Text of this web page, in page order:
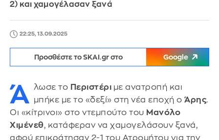
2) και χαμογέλασαν ξανά
22:25, 13.09.2025
Προσθέστε το SKAI.gr στο Google
Ά λωσε το Περιστέρι με ανατροπή και
μπήκε με το «δεξί» στη νέα εποχή ο Άρης.
Οι «κίτρινοι» στο ντεμπούτο του Μανόλο
Χιμένεθ, κατάφεραν να χαμογελάσουν ξανά,
αφού επικράτησαν 2-1 του Ατρομήτου για την